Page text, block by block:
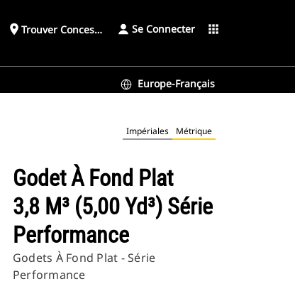
place Trouver ConcessionnaireSe Connecter apps
Europe-Français
Impériales Métrique
Godet À Fond Plat
3,8 M³ (5,00 Yd³) Série
Performance
Godets À Fond Plat - Série
Performance